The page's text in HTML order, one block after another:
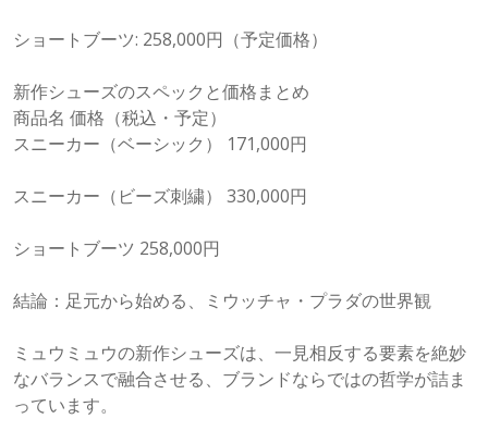
ショートブーツ: 258,000円（予定価格）
新作シューズのスペックと価格まとめ
商品名 価格（税込・予定）
スニーカー（ベーシック） 171,000円
スニーカー（ビーズ刺繍） 330,000円
ショートブーツ 258,000円
結論：足元から始める、ミウッチャ・プラダの世界観
ミュウミュウの新作シューズは、一見相反する要素を絶妙
なバランスで融合させる、ブランドならではの哲学が詰ま
っています。